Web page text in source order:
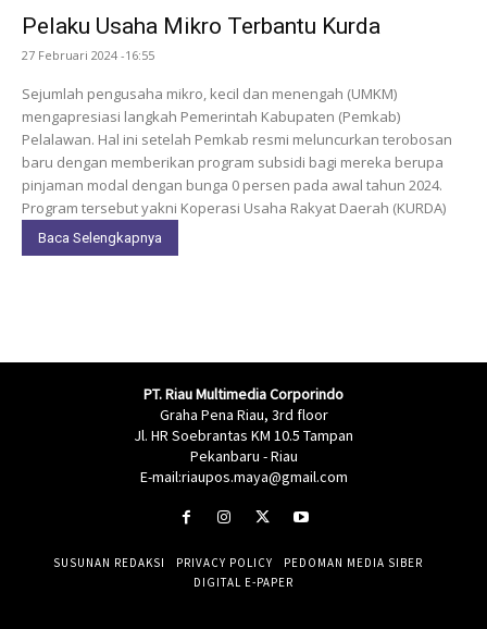
Pelaku Usaha Mikro Terbantu Kurda
27 Februari 2024 -16:55
Sejumlah pengusaha mikro, kecil dan menengah (UMKM)
mengapresiasi langkah Pemerintah Kabupaten (Pemkab)
Pelalawan. Hal ini setelah Pemkab resmi meluncurkan terobosan
baru dengan memberikan program subsidi bagi mereka berupa
pinjaman modal dengan bunga 0 persen pada awal tahun 2024.
Program tersebut yakni Koperasi Usaha Rakyat Daerah (KURDA)
Baca Selengkapnya
PT. Riau Multimedia Corporindo
Graha Pena Riau, 3rd floor
Jl. HR Soebrantas KM 10.5 Tampan
Pekanbaru - Riau
E-mail:riaupos.maya@gmail.com
SUSUNAN REDAKSI PRIVACY POLICY
PEDOMAN MEDIA SIBER
DIGITAL E-PAPER